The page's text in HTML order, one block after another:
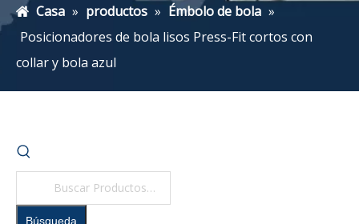
Casa » productos » Émbolo de bola »
Posicionadores de bola lisos Press-Fit cortos con
collar y bola azul
Búsqueda